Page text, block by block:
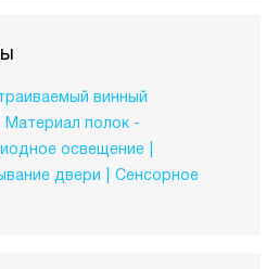
винный
Материал полок -
освещение
двери
Сенсорное